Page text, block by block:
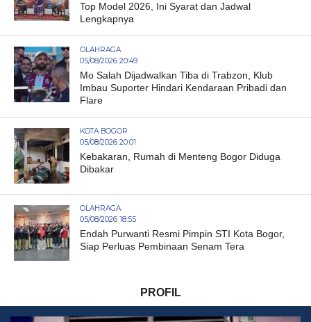
Top Model 2026, Ini Syarat dan Jadwal
Lengkapnya
OLAHRAGA
05/08/2026 20:49
Mo Salah Dijadwalkan Tiba di Trabzon, Klub
Imbau Suporter Hindari Kendaraan Pribadi dan
Flare
KOTA BOGOR
05/08/2026 20:01
Kebakaran, Rumah di Menteng Bogor Diduga
Dibakar
OLAHRAGA
05/08/2026 18:55
Endah Purwanti Resmi Pimpin STI Kota Bogor,
Siap Perluas Pembinaan Senam Tera
PROFIL